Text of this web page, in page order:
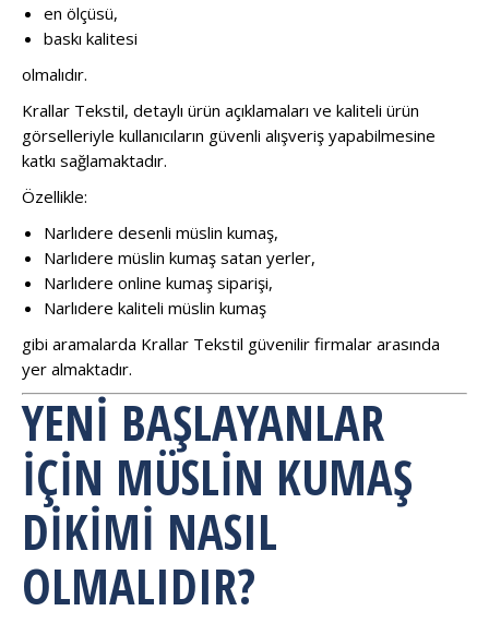
en ölçüsü,
baskı kalitesi
olmalıdır.
Krallar Tekstil, detaylı ürün açıklamaları ve kaliteli ürün
görselleriyle kullanıcıların güvenli alışveriş yapabilmesine
katkı sağlamaktadır.
Özellikle:
Narlıdere desenli müslin kumaş,
Narlıdere müslin kumaş satan yerler,
Narlıdere online kumaş siparişi,
Narlıdere kaliteli müslin kumaş
gibi aramalarda Krallar Tekstil güvenilir firmalar arasında
yer almaktadır.
YENI BAŞLAYANLAR
İÇIN MÜSLIN KUMAŞ
DIKIMI NASIL
OLMALIDIR?